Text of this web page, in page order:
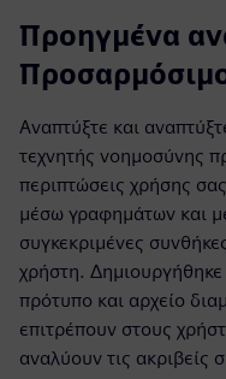
Προηγμένα
Αναπτύξτε και
τεχνητής νοημοσύνης
περιπτώσεις χρήσης
μέσω γραφημάτων και
συγκεκριμένες
χρήστη.
πρότυπο και αρχείο
επιτρέπουν στους
αναλύουν τις ακριβείς